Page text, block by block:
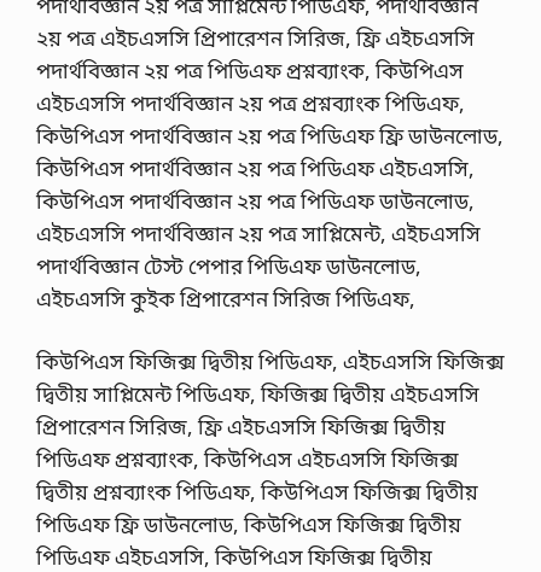
২য় পত্র এইচএসসি প্রিপারেশন সিরিজ, ফ্রি এইচএসসি
পদার্থবিজ্ঞান ২য় পত্র পিডিএফ প্রশ্নব্যাংক, কিউপিএস
এইচএসসি পদার্থবিজ্ঞান ২য় পত্র প্রশ্নব্যাংক পিডিএফ,
কিউপিএস পদার্থবিজ্ঞান ২য় পত্র পিডিএফ ফ্রি ডাউনলোড,
কিউপিএস পদার্থবিজ্ঞান ২য় পত্র পিডিএফ এইচএসসি,
কিউপিএস পদার্থবিজ্ঞান ২য় পত্র পিডিএফ ডাউনলোড,
এইচএসসি পদার্থবিজ্ঞান ২য় পত্র সাপ্লিমেন্ট, এইচএসসি
পদার্থবিজ্ঞান টেস্ট পেপার পিডিএফ ডাউনলোড,
এইচএসসি কুইক প্রিপারেশন সিরিজ পিডিএফ,
কিউপিএস ফিজিক্স দ্বিতীয় পিডিএফ, এইচএসসি ফিজিক্স
দ্বিতীয় সাপ্লিমেন্ট পিডিএফ, ফিজিক্স দ্বিতীয় এইচএসসি
প্রিপারেশন সিরিজ, ফ্রি এইচএসসি ফিজিক্স দ্বিতীয়
পিডিএফ প্রশ্নব্যাংক, কিউপিএস এইচএসসি ফিজিক্স
দ্বিতীয় প্রশ্নব্যাংক পিডিএফ, কিউপিএস ফিজিক্স দ্বিতীয়
পিডিএফ ফ্রি ডাউনলোড, কিউপিএস ফিজিক্স দ্বিতীয়
পিডিএফ এইচএসসি, কিউপিএস ফিজিক্স দ্বিতীয়